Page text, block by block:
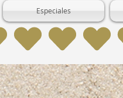
Especiales